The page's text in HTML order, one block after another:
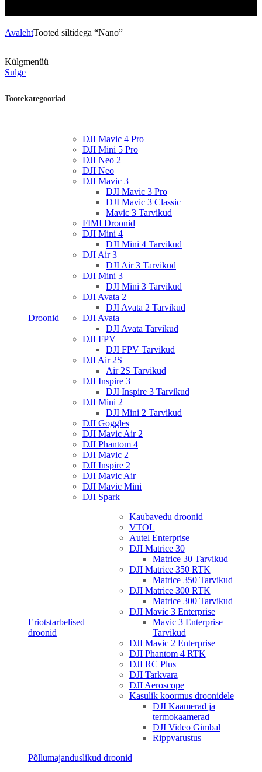
AvalehtTooted siltidega “Nano”
Külgmenüü
Sulge
Tootekategooriad
Droonid
DJI Mavic 4 Pro
DJI Mini 5 Pro
DJI Neo 2
DJI Neo
DJI Mavic 3
DJI Mavic 3 Pro
DJI Mavic 3 Classic
Mavic 3 Tarvikud
FIMI Droonid
DJI Mini 4
DJI Mini 4 Tarvikud
DJI Air 3
DJI Air 3 Tarvikud
DJI Mini 3
DJI Mini 3 Tarvikud
DJI Avata 2
DJI Avata 2 Tarvikud
DJI Avata
DJI Avata Tarvikud
DJI FPV
DJI FPV Tarvikud
DJI Air 2S
Air 2S Tarvikud
DJI Inspire 3
DJI Inspire 3 Tarvikud
DJI Mini 2
DJI Mini 2 Tarvikud
DJI Goggles
DJI Mavic Air 2
DJI Phantom 4
DJI Mavic 2
DJI Inspire 2
DJI Mavic Air
DJI Mavic Mini
DJI Spark
Eriotstarbelised
droonid
Kaubavedu droonid
VTOL
Autel Enterprise
DJI Matrice 30
Matrice 30 Tarvikud
DJI Matrice 350 RTK
Matrice 350 Tarvikud
DJI Matrice 300 RTK
Matrice 300 Tarvikud
DJI Mavic 3 Enterprise
Mavic 3 Enterprise
Tarvikud
DJI Mavic 2 Enterprise
DJI Phantom 4 RTK
DJI RC Plus
DJI Tarkvara
DJI Aeroscope
Kasulik koormus droonidele
DJI Kaamerad ja
termokaamerad
DJI Video Gimbal
Rippvarustus
Põllumajanduslikud droonid